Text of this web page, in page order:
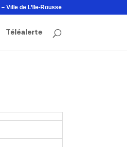
Ville de L’Ile-Rousse
Téléalerte